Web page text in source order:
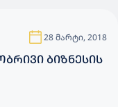
28 მარტი, 2018
ᲑᲘᲖᲜᲔᲡᲘᲡ